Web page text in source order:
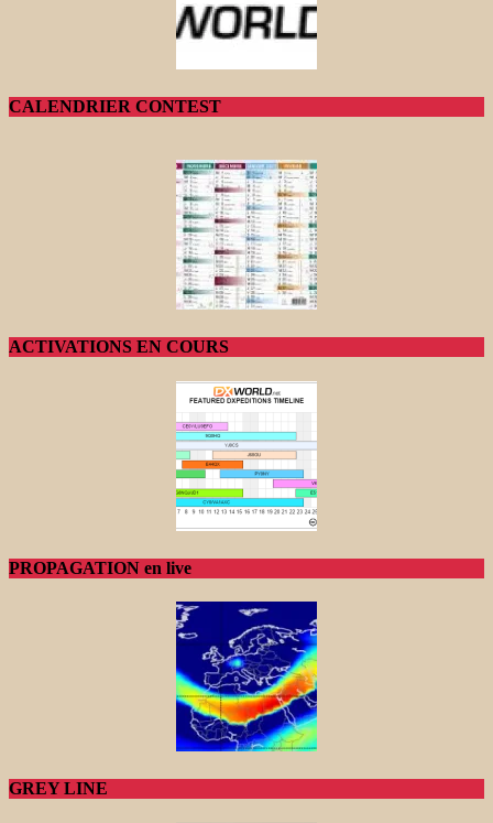
CALENDRIER CONTEST
ACTIVATIONS EN COURS
PROPAGATION en live
GREY LINE